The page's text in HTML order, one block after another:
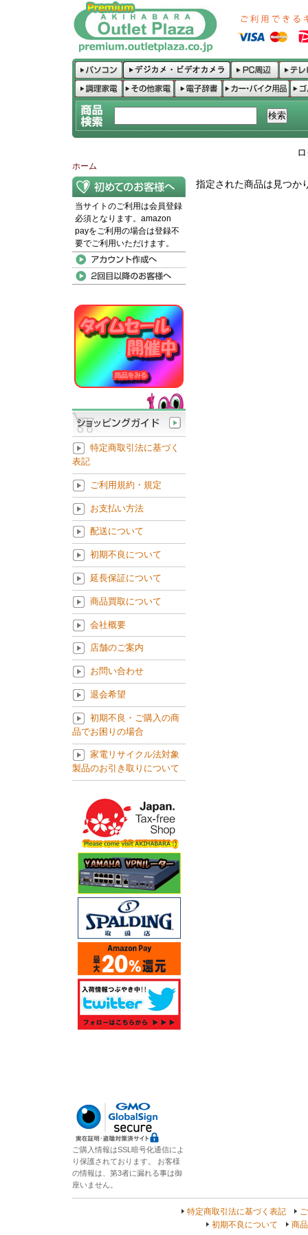
ホーム
指定された商品は見つか
当サイトのご利用は会員登録
必須となります。amazon
payをご利用の場合は登録不
要でご利用いただけます。
特定商取引法に基づく
表記
ご利用規約・規定
お支払い方法
配送について
初期不良について
延長保証について
商品買取について
会社概要
店舗のご案内
お問い合わせ
退会希望
初期不良・ご購入の商
品でお困りの場合
家電リサイクル法対象
製品のお引き取りについて
ご購入情報はSSL暗号化通信によ
り保護されております。 お客様
の情報は、第3者に漏れる事は御
座いません。
特定商取引法に基づく表記
初期不良について
商